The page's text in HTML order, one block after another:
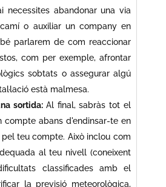
necessites abandonar una via
o auxiliar un company en
parlarem de com reaccionar
com per exemple, afrontar
sobtats o assegurar algú
està malmesa.
sortida:Al final, sabràs tot el
compte abans d'endinsar-te en
teu compte. Això inclou com
al teu nivell (coneixent
classificades amb el
la previsió meteorològica,